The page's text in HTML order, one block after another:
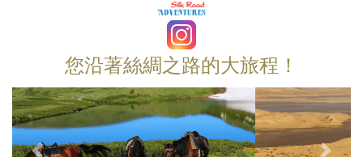
您沿著絲綢之路的大旅程！